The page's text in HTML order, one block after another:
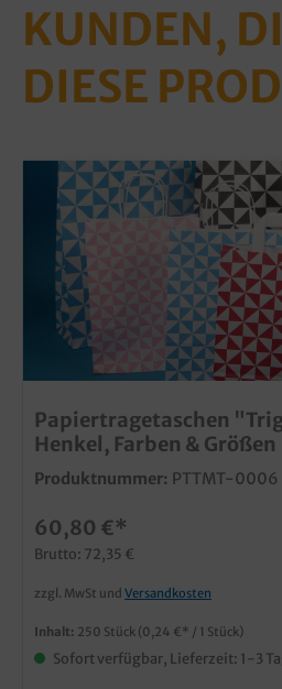
KUNDEN,
DIESE
Papiertragetaschen
Henkel, Farben & Größen
Produktnummer: PTTMT-0006
60,80 €*
Brutto: 72,35 €
zzgl. MwSt und Versandkosten
Inhalt: 250 Stück (0,24 €* / 1 Stück)
Sofort verfügbar, Lieferzeit: 1-3